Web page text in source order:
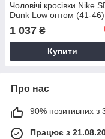
Чоловічі кросівки Nike
Dunk Low оптом (41-46)
1 037 ₴
Купити
Про нас
90% позитивних з
Працює з